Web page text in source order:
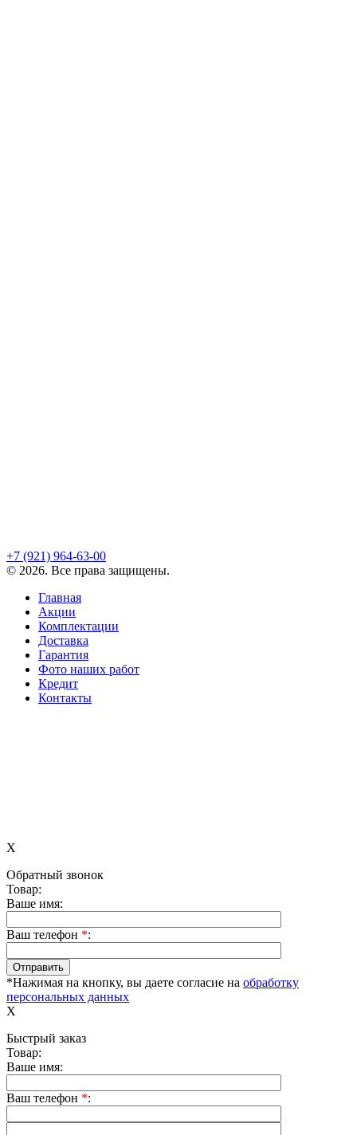
+7 (921) 964-63-00
© 2026. Все права защищены.
Главная
Акции
Комплектации
Доставка
Гарантия
Фото наших работ
Кредит
Контакты
X
Обратный звонок
Товар:
Ваше имя:
Ваш телефон *:
*Нажимая на кнопку, вы даете согласие на обработку
персональных данных
X
Быстрый заказ
Товар:
Ваше имя:
Ваш телефон *: